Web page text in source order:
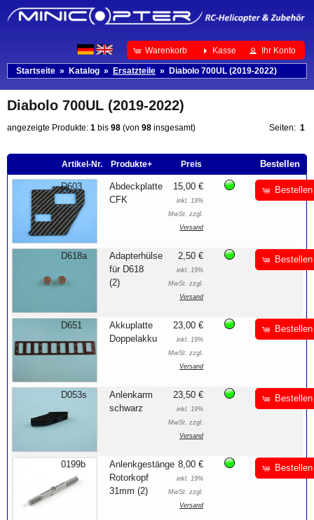
Warenkorb Kasse Ihr Konto
Startseite » Katalog » Ersatzteile » Diabolo 700UL (2019-2022)
Diabolo 700UL (2019-2022)
Seiten: 1
angezeigte Produkte: 1 bis 98 (von 98 insgesamt)
Artikel-Nr. Produkte+ Preis Bestellen
D603
Abdeckplatte
CFK
15,00 €
inkl. 19%
MwSt. zzgl.
Versand
Bestellen
D618a
Adapterhülse
für D618
(2)
2,50 €
inkl. 19%
MwSt. zzgl.
Versand
Bestellen
D651
Akkuplatte
Doppelakku
23,00 €
inkl. 19%
MwSt. zzgl.
Versand
Bestellen
D053s
Anlenkarm
schwarz
23,50 €
inkl. 19%
MwSt. zzgl.
Versand
Bestellen
0199b
Anlenkgestänge
Rotorkopf
31mm (2)
8,00 €
inkl. 19%
MwSt. zzgl.
Versand
Bestellen